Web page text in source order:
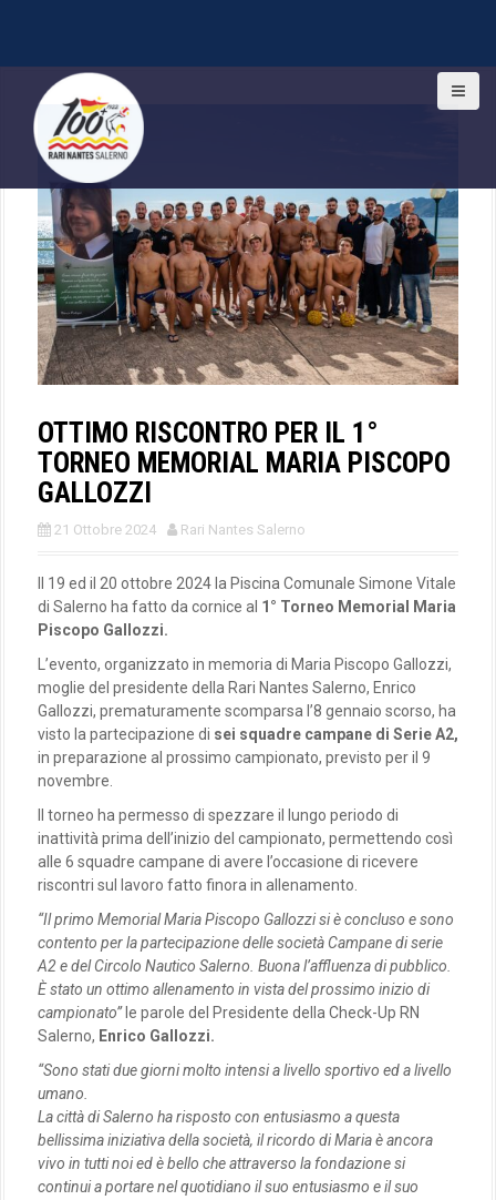
o
OTTIMO RISCONTRO PER IL 1°
TORNEO MEMORIAL MARIA PISCOPO
GALLOZZI
21 Ottobre 2024 Rari Nantes Salerno
Il 19 ed il 20 ottobre 2024 la Piscina Comunale Simone Vitale
di Salerno ha fatto da cornice al 1° Torneo Memorial Maria
Piscopo Gallozzi.
L’evento, organizzato in memoria di Maria Piscopo Gallozzi,
moglie del presidente della Rari Nantes Salerno, Enrico
Gallozzi, prematuramente scomparsa l’8 gennaio scorso, ha
visto la partecipazione di sei squadre campane di Serie A2,
in preparazione al prossimo campionato, previsto per il 9
novembre.
Il torneo ha permesso di spezzare il lungo periodo di
inattività prima dell’inizio del campionato, permettendo così
alle 6 squadre campane di avere l’occasione di ricevere
riscontri sul lavoro fatto finora in allenamento.
“Il primo Memorial Maria Piscopo Gallozzi si è concluso e sono
contento per la partecipazione delle società Campane di serie
A2 e del Circolo Nautico Salerno. Buona l’affluenza di pubblico.
È stato un ottimo allenamento in vista del prossimo inizio di
campionato”le parole del Presidente della Check-Up RN
Salerno, Enrico Gallozzi.
“Sono stati due giorni molto intensi a livello sportivo ed a livello
umano.
La città di Salerno ha risposto con entusiasmo a questa
bellissima iniziativa della società, il ricordo di Maria è ancora
vivo in tutti noi ed è bello che attraverso la fondazione si
continui a portare nel quotidiano il suo entusiasmo e il suo